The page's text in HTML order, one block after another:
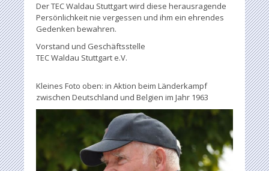
Der TEC Waldau Stuttgart wird diese herausragende
Persönlichkeit nie vergessen und ihm ein ehrendes
Gedenken bewahren.
Vorstand und Geschäftsstelle
TEC Waldau Stuttgart e.V.
Kleines Foto oben: in Aktion beim Länderkampf
zwischen Deutschland und Belgien im Jahr 1963